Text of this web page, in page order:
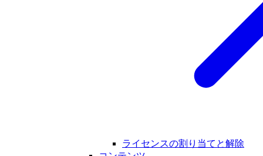
ライセンスの割り当てと解除